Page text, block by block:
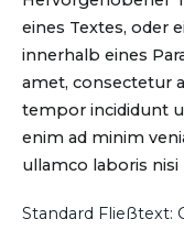
eines Textes, oder
innerhalb eines
amet, consectetur
tempor incididunt
enim ad minim
ullamco laboris nisi
Standard Fließtext: